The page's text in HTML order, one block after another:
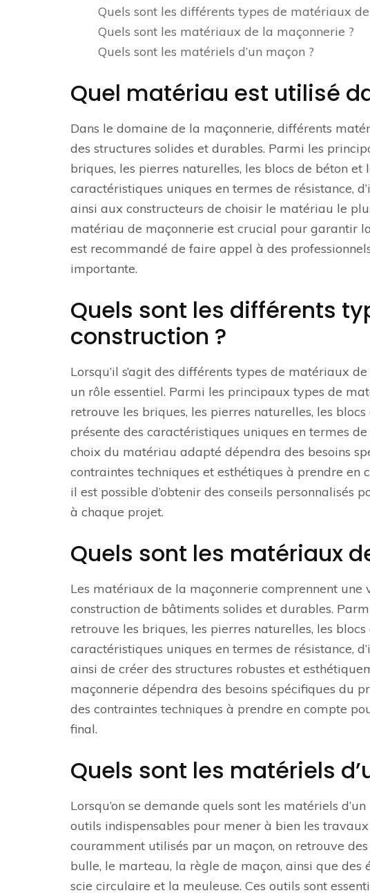
Quels sont les différents types de matériaux
Quels sont les matériaux de la maçonnerie ?
Quels sont les matériels d’un maçon ?
Quel matériau est utilisé
Dans le domaine de la maçonnerie, différents
des structures solides et durables. Parmi les
briques, les pierres naturelles, les blocs de béton
caractéristiques uniques en termes de résistance,
ainsi aux constructeurs de choisir le matériau le
matériau de maçonnerie est crucial pour garantir
est recommandé de faire appel à des
importante.
Quels sont les différents
construction ?
Lorsqu’il s’agit des différents types de matériaux
un rôle essentiel. Parmi les principaux types de
retrouve les briques, les pierres naturelles, les
présente des caractéristiques uniques en termes
choix du matériau adapté dépendra des besoins
contraintes techniques et esthétiques à prendre en
il est possible d’obtenir des conseils
à chaque projet.
Quels sont les matériaux
Les matériaux de la maçonnerie comprennent une
construction de bâtiments solides et durables.
retrouve les briques, les pierres naturelles, les
caractéristiques uniques en termes de résistance,
ainsi de créer des structures robustes et
maçonnerie dépendra des besoins spécifiques du
des contraintes techniques à prendre en compte
final.
Quels sont les matériels
Lorsqu’on se demande quels sont les matériels
outils indispensables pour mener à bien les
couramment utilisés par un maçon, on retrouve
bulle, le marteau, la règle de maçon, ainsi que
scie circulaire et la meuleuse. Ces outils sont